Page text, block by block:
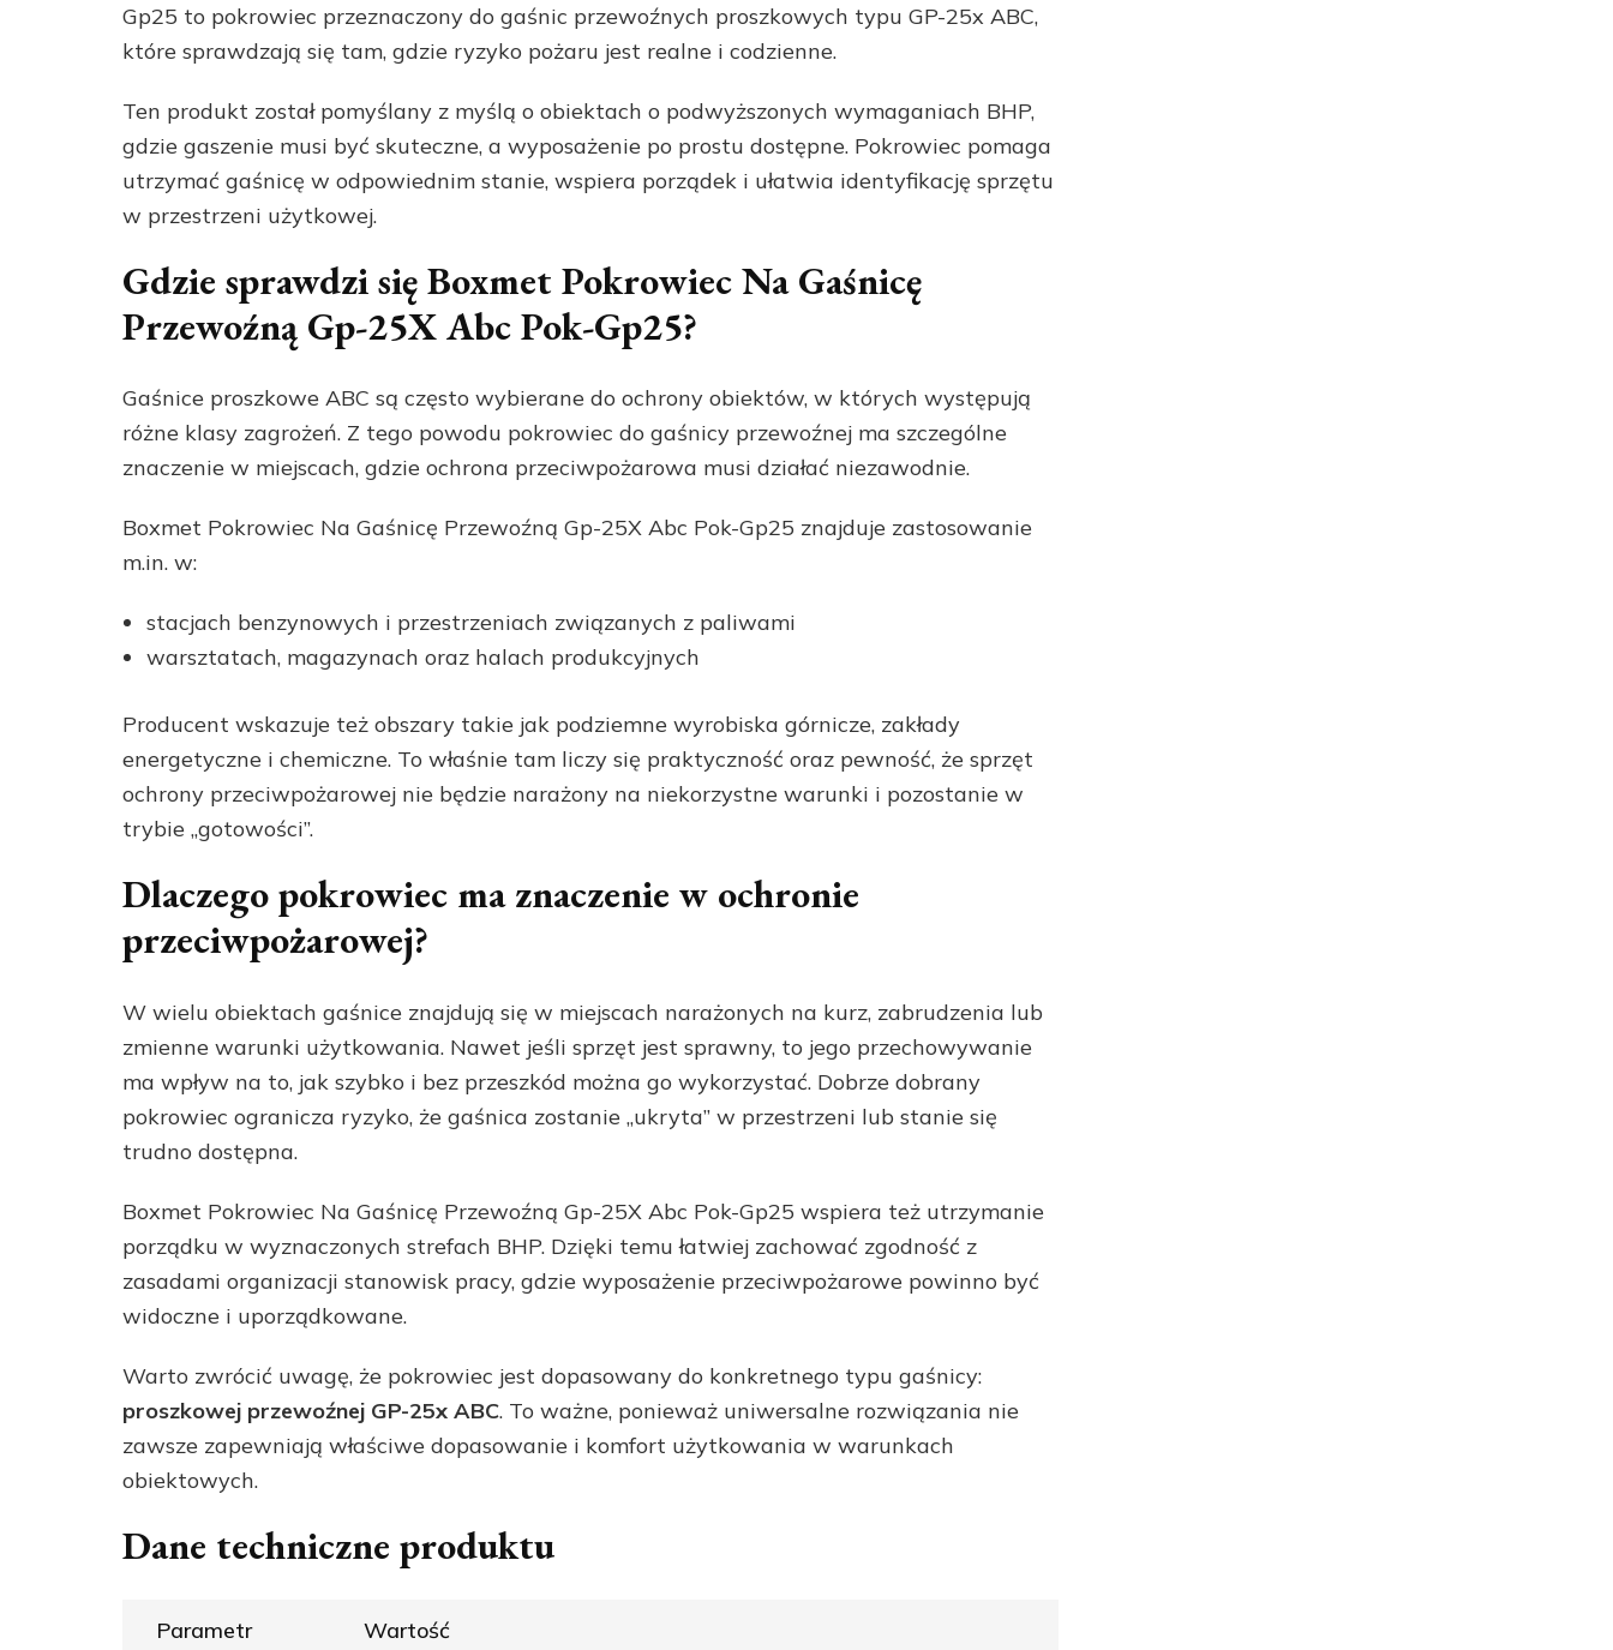
Gp25 to pokrowiec przeznaczony do gaśnic przewoźnych proszkowych typu GP-25x ABC,
które sprawdzają się tam, gdzie ryzyko pożaru jest realne i codzienne.
Ten produkt został pomyślany z myślą o obiektach o podwyższonych wymaganiach BHP,
gdzie gaszenie musi być skuteczne, a wyposażenie po prostu dostępne. Pokrowiec pomaga
utrzymać gaśnicę w odpowiednim stanie, wspiera porządek i ułatwia identyfikację sprzętu
w przestrzeni użytkowej.
Gdzie sprawdzi się Boxmet Pokrowiec Na Gaśnicę
Przewoźną Gp-25X Abc Pok-Gp25?
Gaśnice proszkowe ABC są często wybierane do ochrony obiektów, w których występują
różne klasy zagrożeń. Z tego powodu pokrowiec do gaśnicy przewoźnej ma szczególne
znaczenie w miejscach, gdzie ochrona przeciwpożarowa musi działać niezawodnie.
Boxmet Pokrowiec Na Gaśnicę Przewoźną Gp-25X Abc Pok-Gp25 znajduje zastosowanie
m.in. w:
stacjach benzynowych i przestrzeniach związanych z paliwami
warsztatach, magazynach oraz halach produkcyjnych
Producent wskazuje też obszary takie jak podziemne wyrobiska górnicze, zakłady
energetyczne i chemiczne. To właśnie tam liczy się praktyczność oraz pewność, że sprzęt
ochrony przeciwpożarowej nie będzie narażony na niekorzystne warunki i pozostanie w
trybie „gotowości”.
Dlaczego pokrowiec ma znaczenie w ochronie
przeciwpożarowej?
W wielu obiektach gaśnice znajdują się w miejscach narażonych na kurz, zabrudzenia lub
zmienne warunki użytkowania. Nawet jeśli sprzęt jest sprawny, to jego przechowywanie
ma wpływ na to, jak szybko i bez przeszkód można go wykorzystać. Dobrze dobrany
pokrowiec ogranicza ryzyko, że gaśnica zostanie „ukryta” w przestrzeni lub stanie się
trudno dostępna.
Boxmet Pokrowiec Na Gaśnicę Przewoźną Gp-25X Abc Pok-Gp25 wspiera też utrzymanie
porządku w wyznaczonych strefach BHP. Dzięki temu łatwiej zachować zgodność z
zasadami organizacji stanowisk pracy, gdzie wyposażenie przeciwpożarowe powinno być
widoczne i uporządkowane.
Warto zwrócić uwagę, że pokrowiec jest dopasowany do konkretnego typu gaśnicy:
proszkowej przewoźnej GP-25x ABC. To ważne, ponieważ uniwersalne rozwiązania nie
zawsze zapewniają właściwe dopasowanie i komfort użytkowania w warunkach
obiektowych.
Dane techniczne produktu
Parametr Wartość